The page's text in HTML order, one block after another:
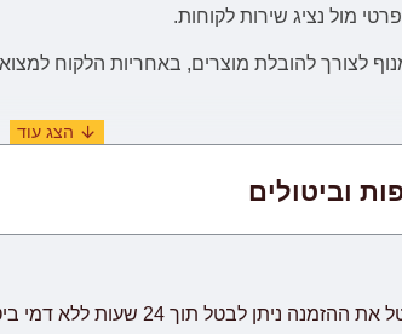
מול נציג שירות לקוחות.
לצורך להובלת מוצרים, באחריות הלקוח למצוא
של הלקוח.
מנת לצמצם זמני האספקה לשביעות רצון לקוח.
וביטולים